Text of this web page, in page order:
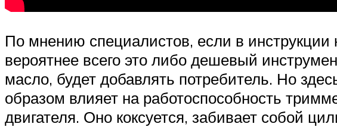
По мнению специалистов, если в
вероятнее всего это либо дешевый
масло, будет добавлять потребитель. Но
образом влияет на работоспособность
двигателя. Оно коксуется, забивает собой